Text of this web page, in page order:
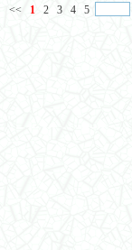
<< 1 2 3 4 5